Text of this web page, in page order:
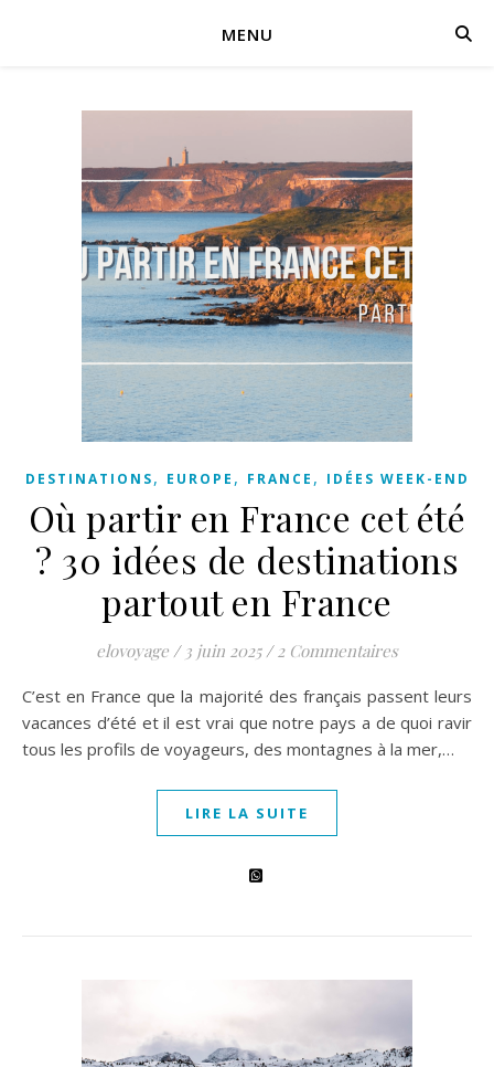
MENU
DESTINATIONS, EUROPE , FRANCE , IDÉES WEEK-END
Où partir en France cet été
? 30 idées de destinations
partout en France
elovoyage / 3 juin 2025 / 2 Commentaires
C’est en France que la majorité des français passent leurs
vacances d’été et il est vrai que notre pays a de quoi ravir
tous les profils de voyageurs, des montagnes à la mer,…
LIRE LA SUITE